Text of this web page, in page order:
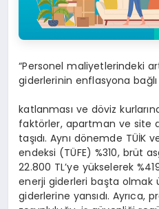
“Personel maliyetlerindeki
giderlerinin enflasyona
katlanması ve döviz
faktörler, apartman ve site
taşıdı. Aynı dönemde
endeksi (TÜFE) %310, brüt
22.800 TL’ye yükselerek
enerji giderleri başta olmak
giderlerine yansıdı. Ayrıca,